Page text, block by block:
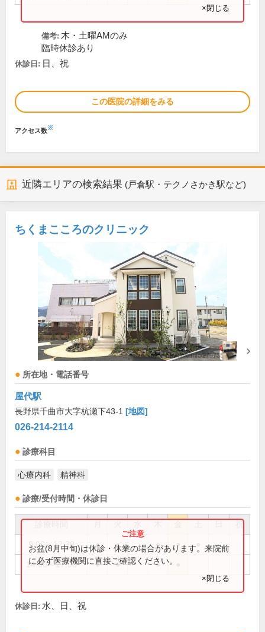
×閉じる
備考: 木・土曜AMのみ
臨時休診あり
休診日: 日、祝
この医院の詳細をみる
アクセス数※
近隣エリアの検索結果 (戸倉駅・テクノさかき駅など)
ちくまこころのクリニック
所在地・電話番号
屋代駅
長野県千曲市大字杭瀬下43-1 [地図]
026-214-2114
診療科目
心療内科 精神科
診療/受付時間・休診日
祝
9:00～12:30 ● ● ● ●
14:00～17:30 ● ● ●
お盆(8月中旬)は休診・休業の場合があります。来院前
に必ず医療機関に直接ご確認ください。
×閉じる
休診日: 水、日、祝